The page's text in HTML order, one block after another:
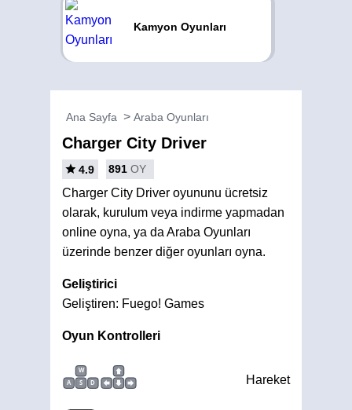
Kamyon Oyunları
Ana Sayfa Araba Oyunları
Charger City Driver
4.9 891 OY
Charger City Driver oyununu ücretsiz
olarak, kurulum veya indirme yapmadan
online oyna, ya da Araba Oyunları
üzerinde benzer diğer oyunları oyna.
Geliştirici
Geliştiren: Fuego! Games
Oyun Kontrolleri
W
A
S D Hareket